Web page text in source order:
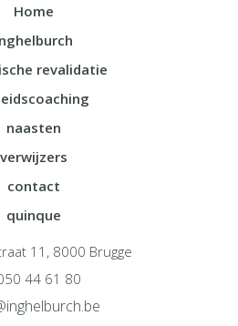
Home
revalidatie
naasten
verwijzers
contact
quinque
11, 8000 Brugge
44 61 80